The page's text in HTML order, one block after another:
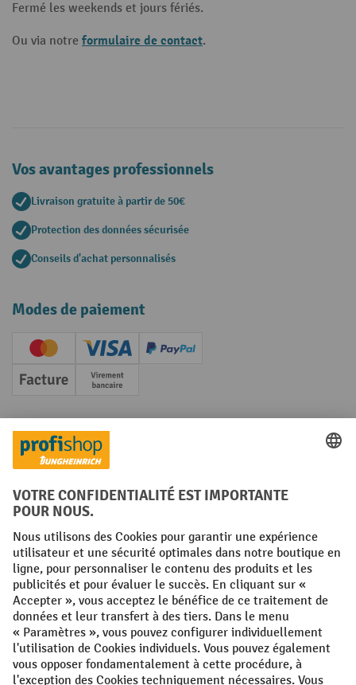
Fermé les weekends et jours fériés.
Ou via notre formulaire de contact.
Vos avantages professionnels
Livraison gratuite à partir de 50€
Protection des données sécurisée
Conseils d'achat personnalisés
Modes de paiement
Creditcard (Master)Creditcard (Visa)
PayPal
Facture Paiement anticipé
Réseaux sociaux
Facebook
YouTube
LinkedInInstagram
Conditions générales Mentions légales
Protection des Données Politique de cookies
All prices excl. VAT plusshipping costsand possible delivery charges,
if not stated otherwise.
¹ La remise est valable jusqu'à épuisement des stocks. La remise ne
s'applique pas aux prix spéciaux. Il n'est pas possible de le combiner